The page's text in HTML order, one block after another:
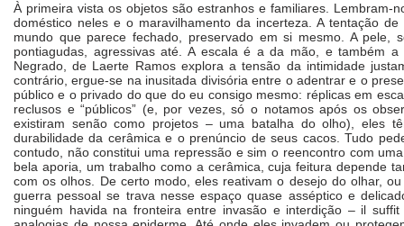
À primeira vista os objetos são estranhos e familiares.
doméstico neles e o maravilhamento da incerteza. A tentação
mundo que parece fechado, preservado em si mesmo. A pele,
pontiagudas, agressivas até. A escala é a da mão, e também
Negrado, de Laerte Ramos explora a tensão da intimidade
contrário, ergue-se na inusitada divisória entre o adentrar e o
público e o privado do que do eu consigo mesmo: réplicas em
reclusos e “públicos” (e, por vezes, só o notamos após os
existiram senão como projetos – uma batalha do olho), eles
durabilidade da cerâmica e o prenúncio de seus cacos. Tudo
contudo, não constitui uma repressão e sim o reencontro com
bela aporia, um trabalho como a cerâmica, cuja feitura depende
com os olhos. De certo modo, eles reativam o desejo do olhar,
guerra pessoal se trava nesse espaço quase asséptico e
ninguém havida na fronteira entre invasão e interdição – il